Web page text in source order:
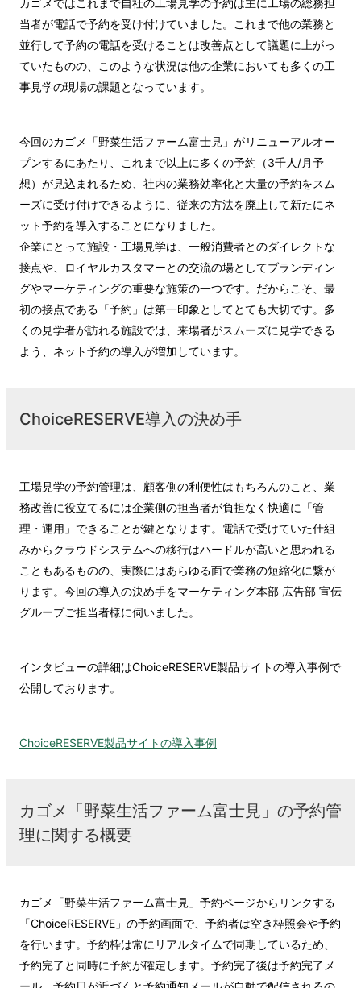
カゴメではこれまで自社の工場見学の予約は主に工場の総務担
当者が電話で予約を受け付けていました。これまで他の業務と
並行して予約の電話を受けることは改善点として議題に上がっ
ていたものの、このような状況は他の企業においても多くの工
事見学の現場の課題となっています。
今回のカゴメ「野菜生活ファーム富士見」がリニューアルオー
プンするにあたり、これまで以上に多くの予約（3千人/月予
想）が見込まれるため、社内の業務効率化と大量の予約をスム
ーズに受け付けできるように、従来の方法を廃止して新たにネ
ット予約を導入することになりました。
企業にとって施設・工場見学は、一般消費者とのダイレクトな
接点や、ロイヤルカスタマーとの交流の場としてブランディン
グやマーケティングの重要な施策の一つです。だからこそ、最
初の接点である「予約」は第一印象としてとても大切です。多
くの見学者が訪れる施設では、来場者がスムーズに見学できる
よう、ネット予約の導入が増加しています。
ChoiceRESERVE導入の決め手
工場見学の予約管理は、顧客側の利便性はもちろんのこと、業
務改善に役立てるには企業側の担当者が負担なく快適に「管
理・運用」できることが鍵となります。電話で受けていた仕組
みからクラウドシステムへの移行はハードルが高いと思われる
こともあるものの、実際にはあらゆる面で業務の短縮化に繋が
ります。今回の導入の決め手をマーケティング本部 広告部 宣伝
グループご担当者様に伺いました。
インタビューの詳細はChoiceRESERVE製品サイトの導入事例で
公開しております。
ChoiceRESERVE製品サイトの導入事例
カゴメ「野菜生活ファーム富士見」の予約管
理に関する概要
カゴメ「野菜生活ファーム富士見」予約ページからリンクする
「ChoiceRESERVE」の予約画面で、予約者は空き枠照会や予約
を行います。予約枠は常にリアルタイムで同期しているため、
予約完了と同時に予約が確定します。予約完了後は予約完了メ